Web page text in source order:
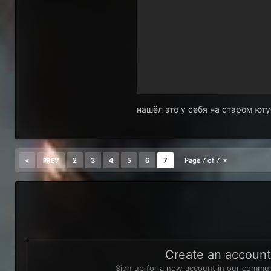
нашёл это у себя на старом
PREV 2 3 4 5 6 7 Page 7 of 7
Create an account
Sign up for a new account in our